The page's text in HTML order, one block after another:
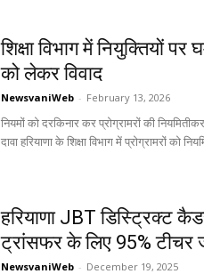
शिक्षा विभाग में नियुक्तियों
को लेकर विवाद
NewsvaniWeb - February 13, 2026
नियमों को दरकिनार कर प्रोग्रामरों की
दावा हरियाणा के शिक्षा विभाग में प्रोग्रामरों को
हरियाणा JBT डिस्ट्रिक्ट
ट्रांसफर के लिए 95% टीचर
NewsvaniWeb - December 19, 2025